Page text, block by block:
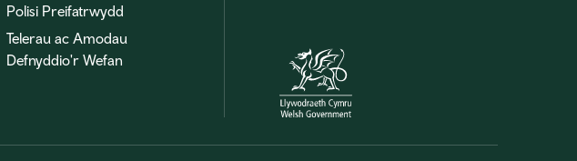
Polisi Preifatrwydd
Telerau ac Amodau
Defnyddio'r Wefan